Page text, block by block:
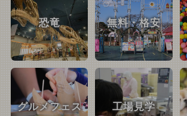
恐竜 無料・格安
グルメフェス 工場見学